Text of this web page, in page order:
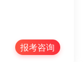
报考咨询